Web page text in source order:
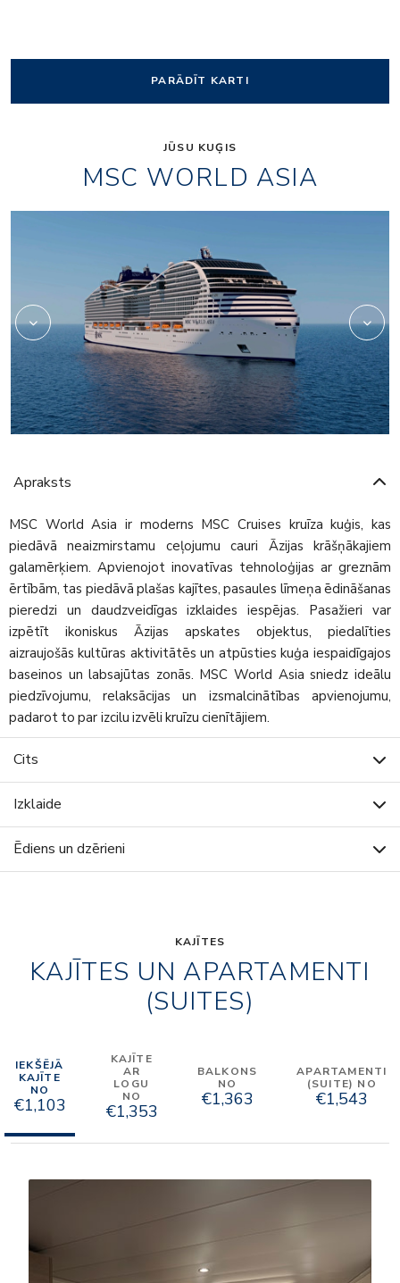
PARĀDĪT KARTI
JŪSU KUĢIS
MSC WORLD ASIA
Apraksts
MSC World Asia ir moderns MSC Cruises kruīza kuģis, kas
piedāvā neaizmirstamu ceļojumu cauri Āzijas krāšņākajiem
galamērķiem. Apvienojot inovatīvas tehnoloģijas ar greznām
ērtībām, tas piedāvā plašas kajītes, pasaules līmeņa ēdināšanas
pieredzi un daudzveidīgas izklaides iespējas. Pasažieri var
izpētīt ikoniskus Āzijas apskates objektus, piedalīties
aizraujošās kultūras aktivitātēs un atpūsties kuģa iespaidīgajos
baseinos un labsajūtas zonās. MSC World Asia sniedz ideālu
piedzīvojumu, relaksācijas un izsmalcinātības apvienojumu,
padarot to par izcilu izvēli kruīzu cienītājiem.
Cits
Izklaide
Ēdiens un dzērieni
KAJĪTES
KAJĪTES UN APARTAMENTI
(SUITES)
IEKŠĒJĀ
KAJĪTE
NO
€1,103
KAJĪTE
AR
LOGU
NO
€1,353
BALKONS
NO
€1,363
APARTAMENTI
(SUITE) NO
€1,543